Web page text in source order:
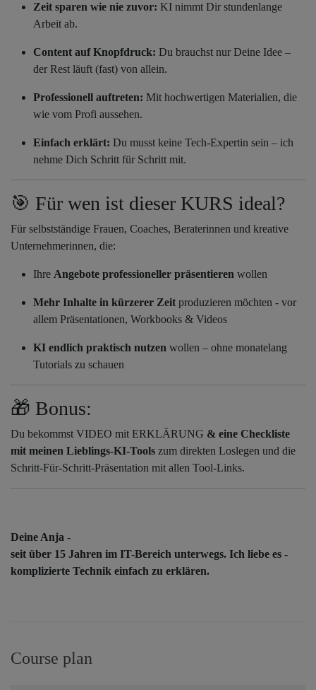
Zeit sparen wie nie zuvor: KI nimmt Dir stundenlange
Arbeit ab.
Content auf Knopfdruck: Du brauchst nur Deine Idee –
der Rest läuft (fast) von allein.
Professionell auftreten: Mit hochwertigen Materialien, die
wie vom Profi aussehen.
Einfach erklärt: Du musst keine Tech-Expertin sein – ich
nehme Dich Schritt für Schritt mit.
🎯 Für wen ist dieser KURS ideal?
Für selbstständige Frauen, Coaches, Beraterinnen und kreative
Unternehmerinnen, die:
Ihre Angebote professioneller präsentieren wollen
Mehr Inhalte in kürzerer Zeit produzieren möchten - vor
allem Präsentationen, Workbooks & Videos
KI endlich praktisch nutzen wollen – ohne monatelang
Tutorials zu schauen
🎁 Bonus:
Du bekommst VIDEO mit ERKLÄRUNG & eine Checkliste
mit meinen Lieblings-KI-Tools zum direkten Loslegen und die
Schritt-Für-Schritt-Präsentation mit allen Tool-Links.
Deine Anja -
seit über 15 Jahren im IT-Bereich unterwegs. Ich liebe es -
komplizierte Technik einfach zu erklären.
Course plan